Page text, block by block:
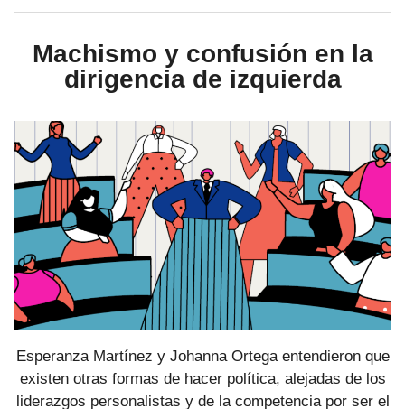
Machismo y confusión en la
dirigencia de izquierda
Esperanza Martínez y Johanna Ortega entendieron que
existen otras formas de hacer política, alejadas de los
liderazgos personalistas y de la competencia por ser el